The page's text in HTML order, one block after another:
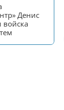
Денис
войска